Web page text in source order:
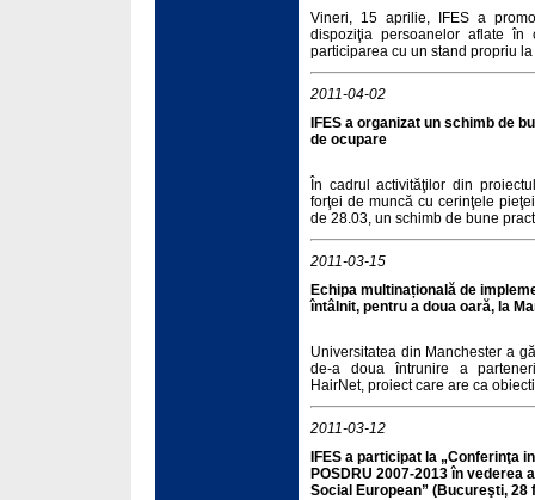
Vineri, 15 aprilie, IFES a
dispoziţia persoanelor aflate
participarea cu un stand propriu
2011-04-02
IFES a organizat un schimb de
de ocupare
În cadrul activităţilor din
forţei de muncă cu cerinţele
de 28.03, un schimb de bune
2011-03-15
Echipa multinațională de
întâlnit, pentru a doua oară, la
Universitatea din Manchester a
de-a doua întrunire a
HairNet, proiect care are ca
2011-03-12
IFES a participat la „Conferinţa
POSDRU 2007-2013 în
Social European” (Bucureşti, 28